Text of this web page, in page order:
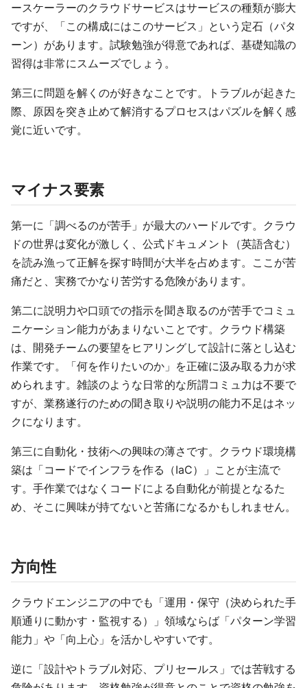
ースケーラーのクラウドサービスはサービスの種類が膨大
ですが、「この構成にはこのサービス」という定石（パタ
ーン）があります。試験勉強が得意であれば、基礎知識の
習得は非常にスムーズでしょう。
第三に問題を解くのが好きなことです。トラブルが起きた
際、原因を突き止めて解消するプロセスはパズルを解く感
覚に近いです。
マイナス要素
第一に「調べるのが苦手」が最大のハードルです。クラウ
ドの世界は変化が激しく、公式ドキュメント（英語含む）
を読み漁って正解を探す時間が大半を占めます。ここが苦
痛だと、実務でかなり苦労する危険があります。
第二に説明力や口頭での指示を聞き取るのが苦手でコミュ
ニケーション能力があまりないことです。クラウド構築
は、開発チームの要望をヒアリングして設計に落とし込む
作業です。「何を作りたいのか」を正確に汲み取る力が求
められます。雑談のような日常的な所謂コミュ力は不要で
すが、業務遂行のための聞き取りや説明の能力不足はネッ
クになります。
第三に自動化・技術への興味の薄さです。クラウド環境構
築は「コードでインフラを作る（IaC）」ことが主流で
す。手作業ではなくコードによる自動化が前提となるた
め、そこに興味が持てないと苦痛になるかもしれません。
方向性
クラウドエンジニアの中でも「運用・保守（決められた手
順通りに動かす・監視する）」領域ならば「パターン学習
能力」や「向上心」を活かしやすいです。
逆に「設計やトラブル対応、プリセールス」では苦戦する